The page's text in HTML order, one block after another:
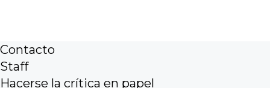
Contacto
Staff
Hacerse la crítica en papel